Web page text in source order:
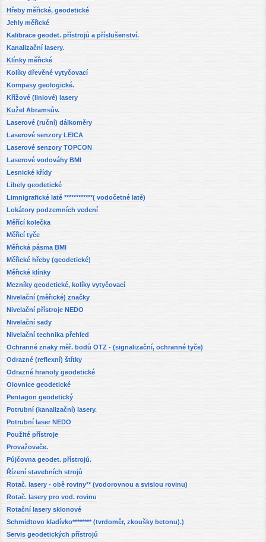
Hřeby měřické, geodetické
Jehly měřické
Kalibrace geodet. přístrojů a příslušenství.
Kanalizační lasery.
Klínky měřické
Kolíky dřevěné vytyčovací
Kompasy geologické.
Křížové (liniové) lasery
Kužel Abramsův.
Laserové (ruční) dálkoměry
Laserové senzory LEICA
Laserové senzory TOPCON
Laserové vodováhy BMI
Lesnické křídy
Libely geodetické
Limnigrafické latě ************( vodočetné latě)
Lokátory podzemních vedení
Měřící kolečka
Měřicí tyče
Měřická pásma BMI
Měřické hřeby (geodetické)
Měřické klínky
Mezníky geodetické, kolíky vytyčovací
Nivelační (měřické) značky
Nivelační přístroje NEDO
Nivelační sady
Nivelační technika přehled
Ochranné znaky měř. bodů OTZ - (signalizační, ochranné tyče)
Odrazné (reflexní) štítky
Odrazné hranoly geodetické
Olovnice geodetické
Pentagon geodetický
Potrubní (kanalizační) lasery.
Potrubní laser NEDO
Použité přístroje
Provažovače.
Půjčovna geodet. přístrojů.
Řízení stavebních strojů
Rotač. lasery - obě roviny** (vodorovnou a svislou rovinu)
Rotač. lasery pro vod. rovinu
Rotační lasery sklonové
Schmidtovo kladívko******** (tvrdoměr, zkoušky betonu).)
Servis geodetických přístrojů